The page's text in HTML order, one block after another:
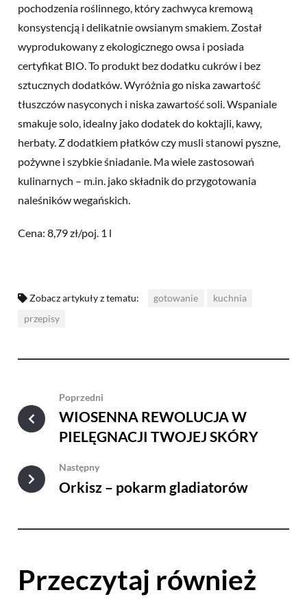
pochodzenia roślinnego, który zachwyca kremową
konsystencją i delikatnie owsianym smakiem. Został
wyprodukowany z ekologicznego owsa i posiada
certyfikat BIO. To produkt bez dodatku cukrów i bez
sztucznych dodatków. Wyróżnia go niska zawartość
tłuszczów nasyconych i niska zawartość soli. Wspaniale
smakuje solo, idealny jako dodatek do koktajli, kawy,
herbaty. Z dodatkiem płatków czy musli stanowi pyszne,
pożywne i szybkie śniadanie. Ma wiele zastosowań
kulinarnych – m.in. jako składnik do przygotowania
naleśników wegańskich.
Cena: 8,79 zł/poj. 1 l
Zobacz artykuły z tematu: gotowanie
kuchnia
przepisy
Poprzedni
WIOSENNA REWOLUCJA W
PIELĘGNACJI TWOJEJ SKÓRY
Następny
Orkisz – pokarm gladiatorów
Przeczytaj również